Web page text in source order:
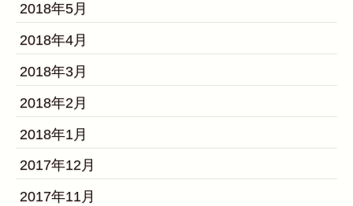
2018年5月
2018年4月
2018年3月
2018年2月
2018年1月
2017年12月
2017年11月